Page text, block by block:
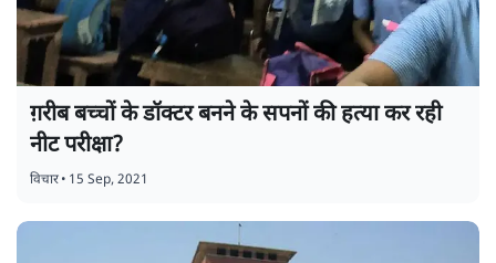
ग़रीब बच्चों के डॉक्टर बनने के सपनों की हत्या कर रही
नीट परीक्षा?
विचार• 15 Sep, 2021